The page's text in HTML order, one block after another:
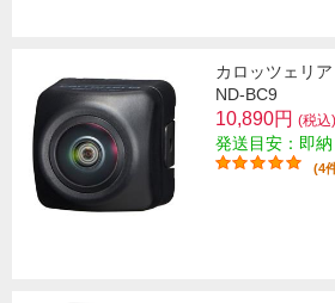
カロッツェリ
ND-BC9
10,890円 (税込)
発送目安：即納
(4